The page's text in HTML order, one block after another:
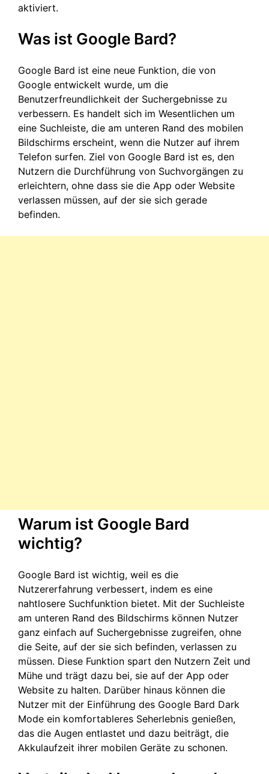
aktiviert.
Was ist Google Bard?
Google Bard ist eine neue Funktion, die von
Google entwickelt wurde, um die
Benutzerfreundlichkeit der Suchergebnisse zu
verbessern. Es handelt sich im Wesentlichen um
eine Suchleiste, die am unteren Rand des mobilen
Bildschirms erscheint, wenn die Nutzer auf ihrem
Telefon surfen. Ziel von Google Bard ist es, den
Nutzern die Durchführung von Suchvorgängen zu
erleichtern, ohne dass sie die App oder Website
verlassen müssen, auf der sie sich gerade
befinden.
Warum ist Google Bard
wichtig?
Google Bard ist wichtig, weil es die
Nutzererfahrung verbessert, indem es eine
nahtlosere Suchfunktion bietet. Mit der Suchleiste
am unteren Rand des Bildschirms können Nutzer
ganz einfach auf Suchergebnisse zugreifen, ohne
die Seite, auf der sie sich befinden, verlassen zu
müssen. Diese Funktion spart den Nutzern Zeit und
Mühe und trägt dazu bei, sie auf der App oder
Website zu halten. Darüber hinaus können die
Nutzer mit der Einführung des Google Bard Dark
Mode ein komfortableres Seherlebnis genießen,
das die Augen entlastet und dazu beiträgt, die
Akkulaufzeit ihrer mobilen Geräte zu schonen.